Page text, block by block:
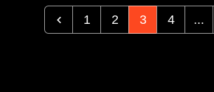
1 2 3 4 ...